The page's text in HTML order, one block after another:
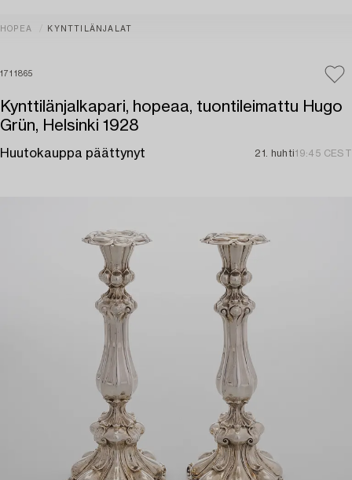
HOPEA KYNTTILÄNJALAT
1711865
Kynttilänjalkapari, hopeaa, tuontileimattu Hugo
Grün, Helsinki 1928
Huutokauppa päättynyt 21. huhti19:45 CEST